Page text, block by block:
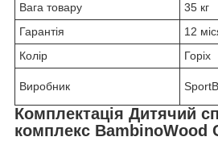
Вага товару
35 кг
Гарантія
12
Колір
Горіх
Виробник
Комплектація Дитячий
комплекс BambinoWood